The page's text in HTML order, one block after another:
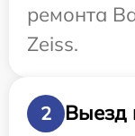
ремонта
Zeiss.
2 Выезд